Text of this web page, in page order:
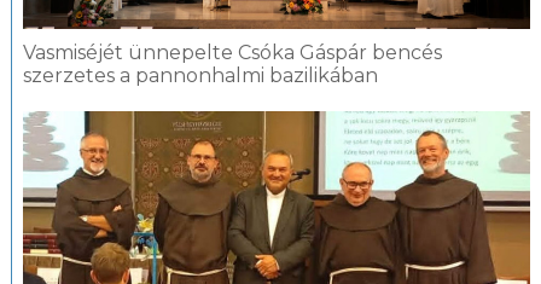
Vasmiséjét ünnepelte Csóka Gáspár bencés
szerzetes a pannonhalmi bazilikában